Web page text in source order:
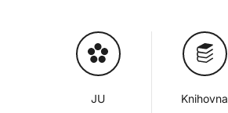
JU Knihovna